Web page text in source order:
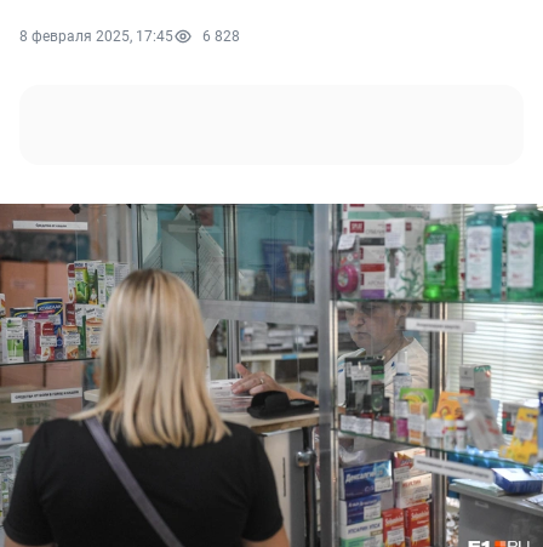
8 февраля 2025, 17:45 6 828